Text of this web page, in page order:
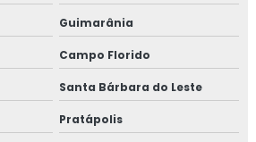
Guimarânia
Campo Florido
Santa Bárbara do Leste
Pratápolis